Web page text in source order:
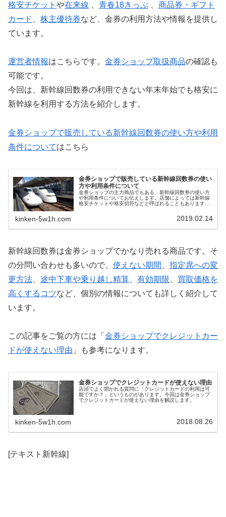
格安チケット や在来線 青春18きっぷ
商品券・ギフト
カード
株主優待券など、金券の利用方法や情報を提供し
ています。
運営者情報はこちらです。 金券ショップ取扱商品の確認も
可能です。
今回は、新幹線回数券の利用できない年末年始でも格安に
新幹線を利用する方法を紹介します。
金券ショップで販売している新幹線回数券の使い方や利用
条件についてはこちら
金券ショップで販売している新幹線回数券の使い
方や利用条件について
金券ショップの主力商品でもある、新幹線回数券の使い方
や利用条件についてお伝えします。店舗によっては新幹線
格安チケットや格安切符などと呼ばれることもあります
ト」とか「チケット・切符」「新幹線・回数券」「自動販
り」を見ることもあるかと思います。
kinken-5w1h.com 2019.02.14
新幹線回数券は金券ショップでかなり売れる商品です。そ
の分問い合わせも多いので、 使えない期間
指定席への変
更方法
途中下車や乗り越し精算 有効期限
買取価格を
高くするコツなど、個別の情報についても詳しく紹介して
います。
この記事をご覧の方には「 金券ショップでクレジットカー
ドが使えない理由 」も参考になります。
金券ショップでクレジットカードが使えない理由
店頭でよく聞かれる質問に「クレジットカードの利用は可
能ですか？」というものがあります。今回は金券ショップ
でクレジットカードが使えない理由を解説します。
kinken-5w1h.com 2018.08.26
[テキスト新幹線]